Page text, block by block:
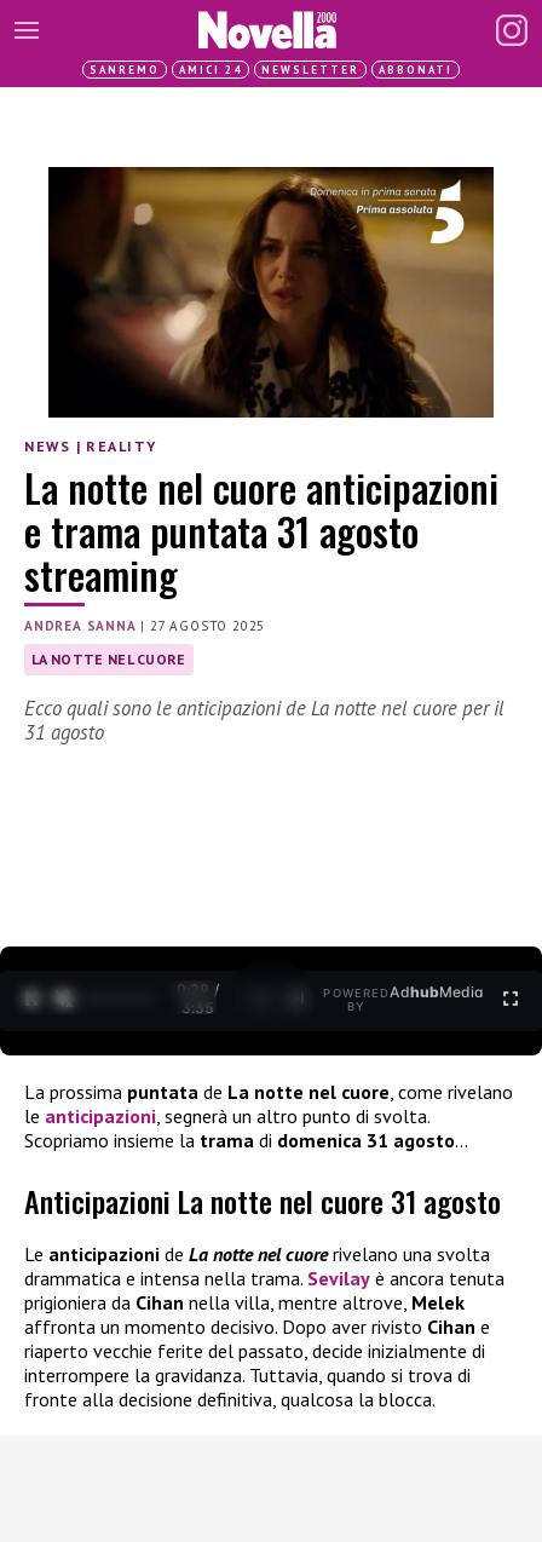
SANREMO AMICI 24 NEWSLETTER ABBONATI
NEWS | REALITY
La notte nel cuore anticipazioni
e trama puntata 31 agosto
streaming
ANDREA SANNA |27 AGOSTO 2025
LA NOTTE NEL CUORE
Ecco quali sono le anticipazioni de La notte nel cuore per il
31 agosto
0:30 /
3:35
POWERED
BY
AdhubMedia
La prossima puntata de La notte nel cuore , come rivelano
le anticipazioni , segnerà un altro punto di svolta.
Scopriamo insieme la trama di domenica 31 agosto…
Anticipazioni La notte nel cuore 31 agosto
Le anticipazioni de La notte nel cuorerivelano una svolta
drammatica e intensa nella trama. Sevilay è ancora tenuta
prigioniera da Cihan nella villa, mentre altrove, Melek
affronta un momento decisivo. Dopo aver rivisto Cihan e
riaperto vecchie ferite del passato, decide inizialmente di
interrompere la gravidanza. Tuttavia, quando si trova di
fronte alla decisione definitiva, qualcosa la blocca.